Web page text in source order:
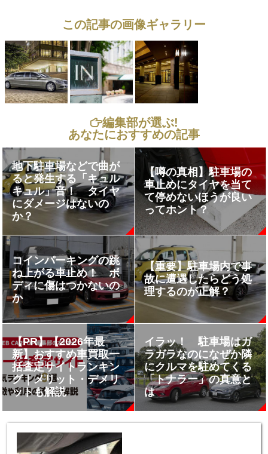
この記事の画像ギャラリー
編集部が選ぶ!
あなたにおすすめの記事
地下駐車場などで曲が
ると発生する「キュル
キュル」音！ タイヤ
にダメージはないの
か？
【噂の真相】駐車場の
車止めにタイヤを当て
て停めないほうが良い
ってホント？
コインパーキングの跳
ね上がる車止め！ ボ
ディに傷はつかないの
か
【重要】駐車場内で事
故に遭遇したらどう処
理するのが正解？
【PR】【2026年最
新】おすすめ車買取一
括査定サイトランキン
グ｜メリット・デメリ
ットも解説
イラッ！ 駐車場はガ
ラガラなのになぜか隣
にクルマを駐めてくる
「トナラー」の真意と
は